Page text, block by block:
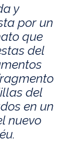
y
por un
que
del
del
en un
nuevo